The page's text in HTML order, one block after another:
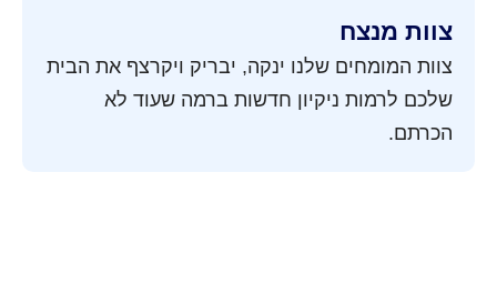
צוות מנצח
צוות המומחים שלנו ינקה, יבריק ויקרצף את הבית
שלכם לרמות ניקיון חדשות ברמה שעוד לא
הכרתם.